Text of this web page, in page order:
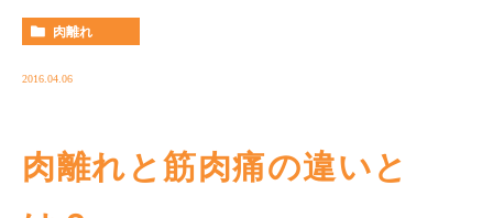
肉離れ
2016.04.06
肉離れと筋肉痛の違いと